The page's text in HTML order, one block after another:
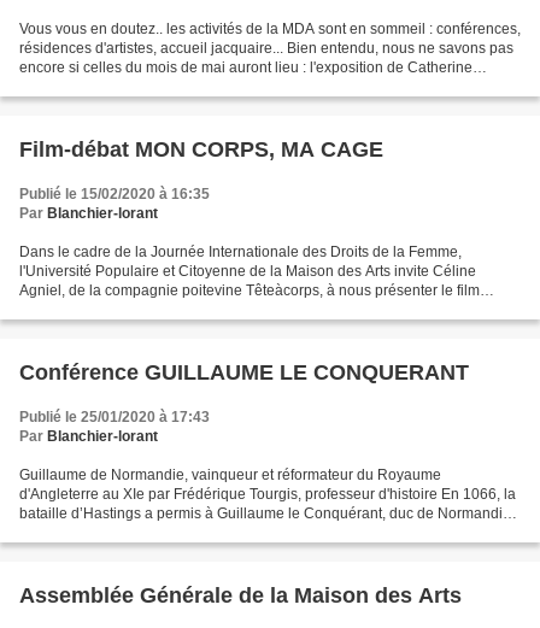
Vous vous en doutez.. les activités de la MDA sont en sommeil : conférences,
résidences d'artistes, accueil jacquaire... Bien entendu, nous ne savons pas
encore si celles du mois de mai auront lieu : l'exposition de Catherine
Film-débat MON CORPS, MA CAGE
Publié le 15/02/2020 à 16:35
Par Blanchier-lorant
Dans le cadre de la Journée Internationale des Droits de la Femme,
l'Université Populaire et Citoyenne de la Maison des Arts invite Céline
Agniel, de la compagnie poitevine Têteàcorps, à nous présenter le film
Conférence GUILLAUME LE CONQUERANT
Publié le 25/01/2020 à 17:43
Par Blanchier-lorant
Guillaume de Normandie, vainqueur et réformateur du Royaume
d'Angleterre au XIe par Frédérique Tourgis, professeur d'histoire En 1066, la
bataille d’Hastings a permis à Guillaume le Conquérant, duc de Normandie,
Assemblée Générale de la Maison des Arts